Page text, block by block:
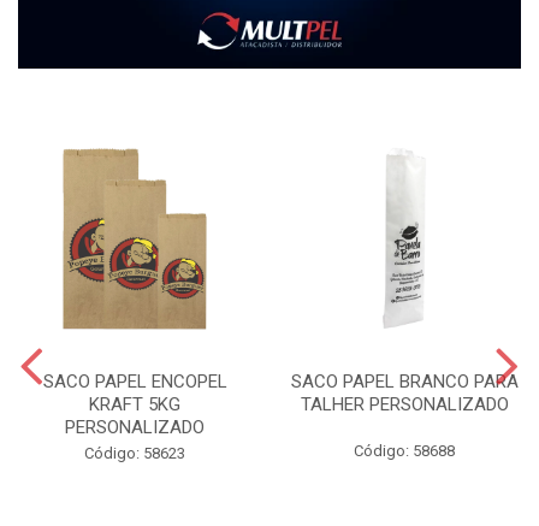
SACO PAPEL ENCOPEL
KRAFT 5KG
PERSONALIZADO
Código: 58623
SACO PAPEL BRANCO PARA
TALHER PERSONALIZADO
Código: 58688